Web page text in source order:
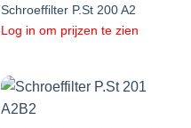
Schroeffilter P.St 200 A2
Log in om prijzen te zien